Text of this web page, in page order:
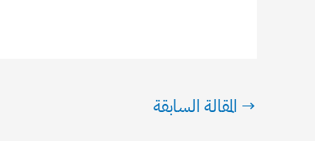
→ المقالة السابقة